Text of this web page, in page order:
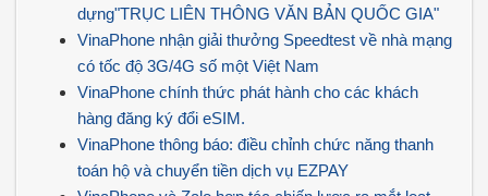
dựng"TRỤC LIÊN THÔNG VĂN BẢN QUỐC GIA"
VinaPhone nhận giải thưởng Speedtest về nhà mạng
có tốc độ 3G/4G số một Việt Nam
VinaPhone chính thức phát hành cho các khách
hàng đăng ký đổi eSIM.
VinaPhone thông báo: điều chỉnh chức năng thanh
toán hộ và chuyển tiền dịch vụ EZPAY